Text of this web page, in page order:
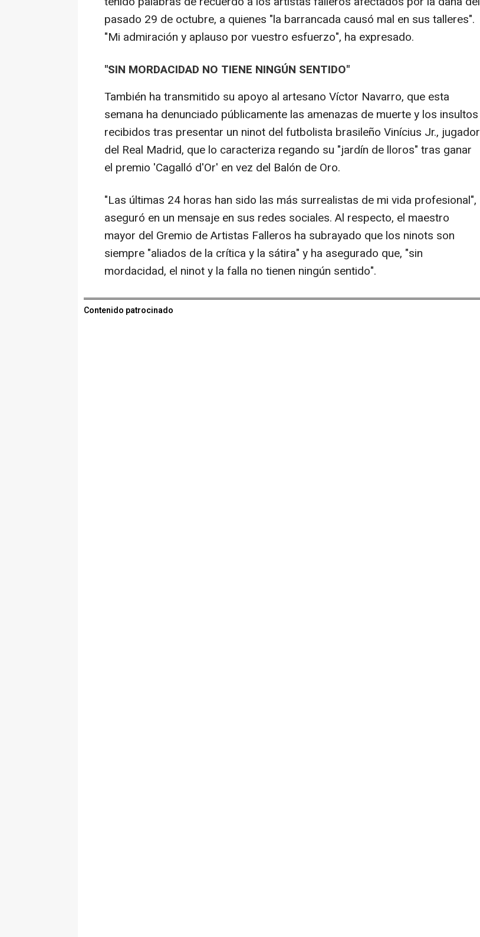
pasado 29 de octubre, a quienes "la barrancada causó mal en sus talleres".
"Mi admiración y aplauso por vuestro esfuerzo", ha expresado.
"SIN MORDACIDAD NO TIENE NINGÚN SENTIDO"
También ha transmitido su apoyo al artesano Víctor Navarro, que esta
semana ha denunciado públicamente las amenazas de muerte y los insultos
recibidos tras presentar un ninot del futbolista brasileño Vinícius Jr., jugador
del Real Madrid, que lo caracteriza regando su "jardín de lloros" tras ganar
el premio 'Cagalló d'Or' en vez del Balón de Oro.
"Las últimas 24 horas han sido las más surrealistas de mi vida profesional",
aseguró en un mensaje en sus redes sociales. Al respecto, el maestro
mayor del Gremio de Artistas Falleros ha subrayado que los ninots son
siempre "aliados de la crítica y la sátira" y ha asegurado que, "sin
mordacidad, el ninot y la falla no tienen ningún sentido".
Contenido patrocinado